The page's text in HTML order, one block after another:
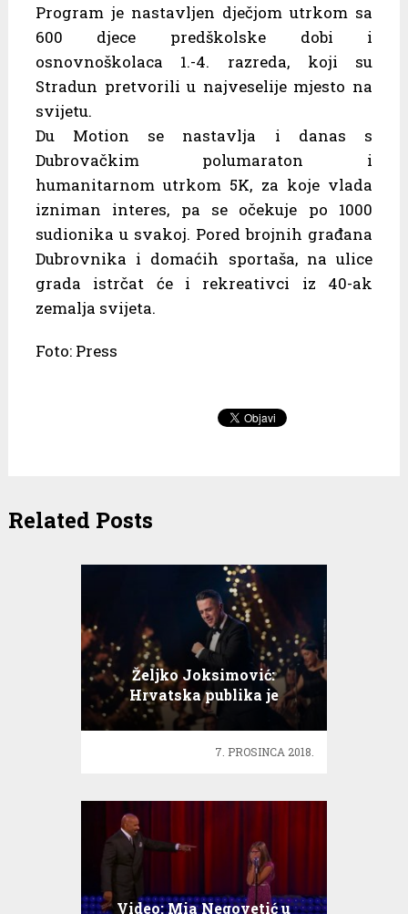
Program je nastavljen dječjom utrkom sa
600 djece predškolske dobi i
osnovnoškolaca 1.-4. razreda, koji su
Stradun pretvorili u najveselije mjesto na
svijetu.
Du Motion se nastavlja i danas s
Dubrovačkim polumaraton i
humanitarnom utrkom 5K, za koje vlada
izniman interes, pa se očekuje po 1000
sudionika u svakoj. Pored brojnih građana
Dubrovnika i domaćih sportaša, na ulice
grada istrčat će i rekreativci iz 40-ak
zemalja svijeta.
Foto: Press
Related Posts
Željko Joksimović:
Hrvatska publika je
fenomenalna i obećajem im
koncertni spektakl
7. PROSINCA 2018.
Video: Mia Negovetić u